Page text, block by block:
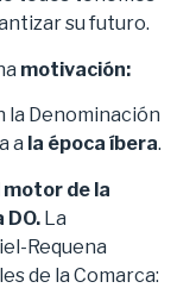
su futuro.
motivación:
la Denominación
a la época íbera.
motor de la
La
Requena
de la Comarca: